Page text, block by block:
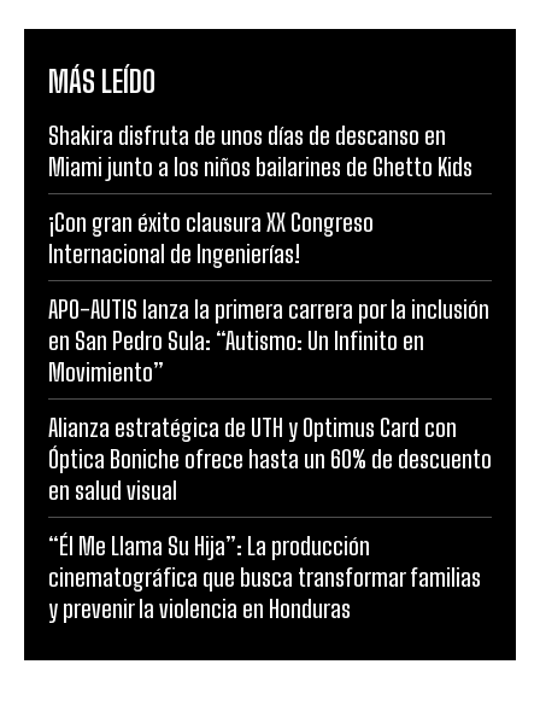
MÁS LEÍDO
Shakira disfruta de unos días de descanso en
Miami junto a los niños bailarines de Ghetto Kids
¡Con gran éxito clausura XX Congreso
Internacional de Ingenierías!
APO-AUTIS lanza la primera carrera por la inclusión
en San Pedro Sula: “Autismo: Un Infinito en
Movimiento”
Alianza estratégica de UTH y Optimus Card con
Óptica Boniche ofrece hasta un 60% de descuento
en salud visual
“Él Me Llama Su Hija”: La producción
cinematográfica que busca transformar familias
y prevenir la violencia en Honduras